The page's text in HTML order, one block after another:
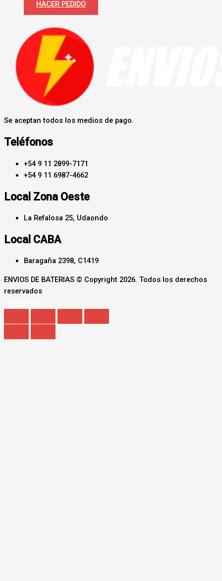
HACER PEDIDO
Se aceptan todos los medios de pago.
Teléfonos
+54 9 11 2899-7171
+54 9 11 6987-4662
Local Zona Oeste
La Refalosa 25, Udaondo
Local CABA
Baragaña 2398, C1419
ENVIOS DE BATERIAS © Copyright 2026. Todos los derechos
reservados